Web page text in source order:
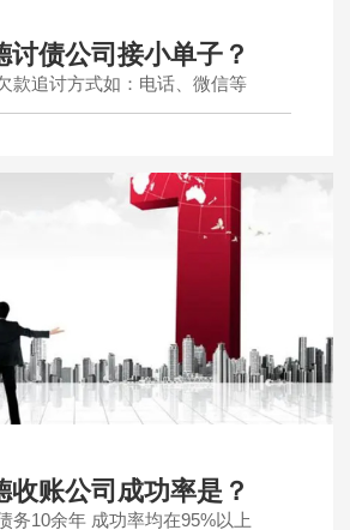
讨债公司接小单子？
款追讨方式如：电话、微信等
收账公司成功率是？
务10余年 成功率均在95%以上